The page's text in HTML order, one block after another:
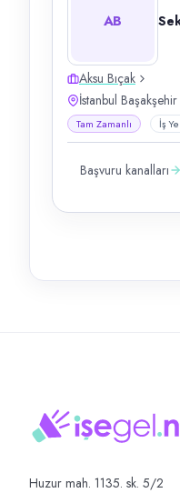
AB
Aksu Bıçak
İstanbul
Tam Zamanlı İş
Başvuru kanalları
Huzur mah. 1135. sk. 5/2